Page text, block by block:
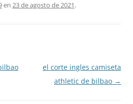
en 23 de agosto de 2021.
el corte ingles camiseta
athletic de bilbao →